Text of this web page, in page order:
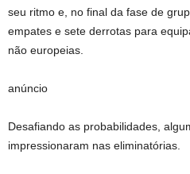
seu ritmo e, no final da fase de
empates e sete derrotas para
não europeias.
anúncio
Desafiando as probabilidades,
impressionaram nas eliminatórias.